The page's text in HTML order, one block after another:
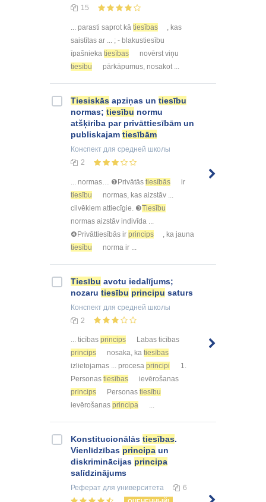
15
... parasti saprot kā tiesības
, kas
saistītas ar ... ; - blakustiesību
īpašnieka tiesības
novērst viņu
tiesību
pārkāpumus, nosakot ...
Tiesiskās apziņas un tiesību
normas; tiesību normu
atšķīriba par privāttiesībām un
publiskajam tiesībām
Конспект для средней школы
2
... normas… ❶Privātās tiesībās
ir
tiesību
normas, kas aizstāv ...
cilvēkiem attiecīgie. ❸Tiesību
normas aizstāv indivīda ...
❹Privāttiesībās ir princips
, ka jauna
tiesību
norma ir ...
Tiesību avotu iedalījums;
nozaru tiesību principu saturs
Конспект для средней школы
2
... ticības princips
Labas ticības
princips
nosaka, ka tiesības
izlietojamas ... procesa principi
1.
Personas tiesības
ievērošanas
princips
Personas tiesību
ievērošanas principa ...
Konstitucionālās tiesības.
Vienlīdzības principa un
diskriminācijas principa
salīdzinājums
Реферат для университета 6